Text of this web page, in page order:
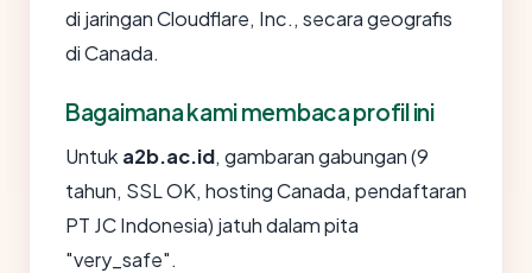
di jaringan Cloudflare, Inc., secara geografis
di Canada.
Bagaimana kami membaca profil ini
Untuk a2b.ac.id, gambaran gabungan (9
tahun, SSL OK, hosting Canada, pendaftaran
PT JC Indonesia) jatuh dalam pita
"very_safe".